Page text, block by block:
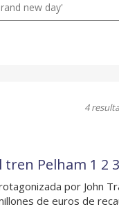
new day'
4
tren Pelham 1 2
por John
de euros de